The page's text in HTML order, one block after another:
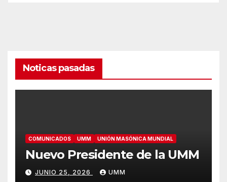
Noticas pasadas
COMUNICADOS UMM UNIÓN MASÓNICA MUNDIAL
Nuevo Presidente de la UMM
JUNIO 25, 2026 UMM